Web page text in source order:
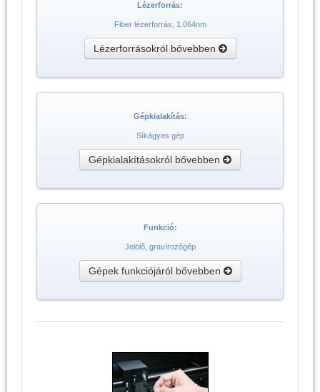
Lézerforrás:
Fiber lézerforrás, 1.064nm
Lézerforrásokról bővebben
Gépkialakítás:
Síkágyas gép
Gépkialakításokról bővebben
Funkció:
Jelölő, gravírozógép
Gépek funkciójáról bővebben